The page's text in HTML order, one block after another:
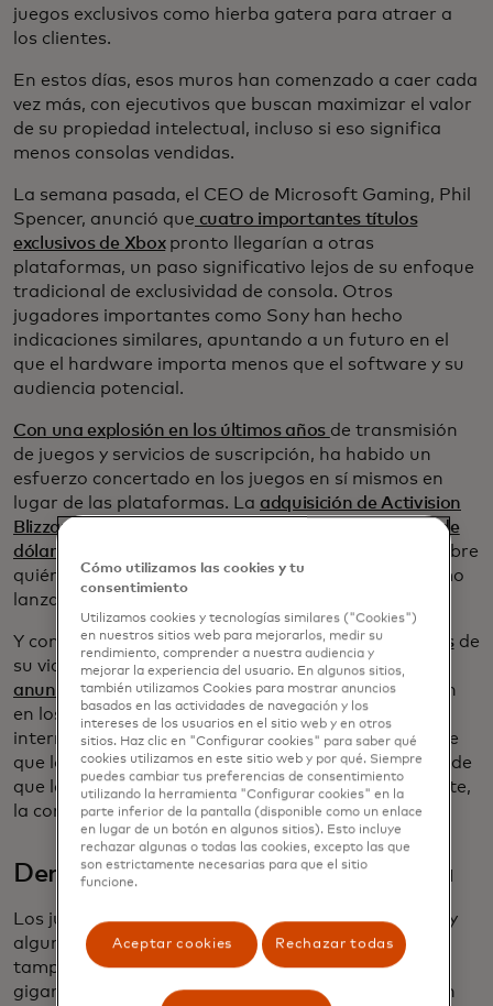
juegos exclusivos como hierba gatera para atraer a
los clientes.
En estos días, esos muros han comenzado a caer cada
vez más, con ejecutivos que buscan maximizar el valor
de su propiedad intelectual, incluso si eso significa
menos consolas vendidas.
La semana pasada, el CEO de Microsoft Gaming, Phil
Spencer, anunció que cuatro importantes títulos
exclusivos de Xboxpronto llegarían a otras
plataformas, un paso significativo lejos de su enfoque
tradicional de exclusividad de consola. Otros
jugadores importantes como Sony han hecho
indicaciones similares, apuntando a un futuro en el
que el hardware importa menos que el software y su
audiencia potencial.
Con una explosión en los últimos años de transmisión
de juegos y servicios de suscripción, ha habido un
esfuerzo concertado en los juegos en sí mismos en
lugar de las plataformas. La adquisición de Activision
Blizzard por parte de Microsoft por 68.000 millones de
dólares
ilustra que existe una feroz competencia sobre
quién puede hacer el próximo gran éxito o el próximo
lanzamiento de una franquicia que ya es enorme.
Y con la PlayStation 5 de Sony en lasúltimas etapasde
su vida útil esperada y seespera que Nintendo
anuncie
el seguimiento de su exitosa consola Switch
en los próximos meses, significa que aún más
interrupciones pueden estar en camino. Es probable
que los éxitos sigan llegando, pero cuando se trata de
que las consolas nos den el próximo centavo brillante,
la competencia puede estar llegando a su fin.
Demasiado 'piscina' para la escuela
Los juegos están evolucionando a un ritmo rápido, y
algunos de nuestros pasatiempos más antiguos
tampoco son exactamente inmunes a los cambios
gigantes. Tomemos la natación, por ejemplo. Si bien
Cómo utilizamos las cookies y tu
consentimiento
Utilizamos cookies y tecnologías similares ("Cookies")
en nuestros sitios web para mejorarlos, medir su
rendimiento, comprender a nuestra audiencia y
mejorar la experiencia del usuario. En algunos sitios,
también utilizamos Cookies para mostrar anuncios
basados en las actividades de navegación y los
intereses de los usuarios en el sitio web y en otros
sitios. Haz clic en "Configurar cookies" para saber qué
cookies utilizamos en este sitio web y por qué. Siempre
puedes cambiar tus preferencias de consentimiento
utilizando la herramienta "Configurar cookies" en la
parte inferior de la pantalla (disponible como un enlace
en lugar de un botón en algunos sitios). Esto incluye
rechazar algunas o todas las cookies, excepto las que
son estrictamente necesarias para que el sitio
funcione.
Aceptar cookies Rechazar todas